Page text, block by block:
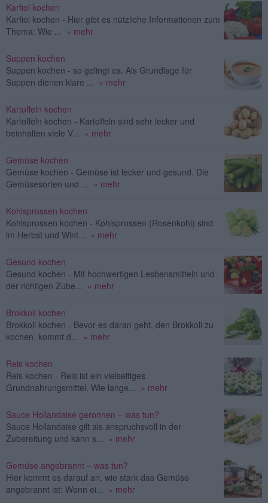
Karfiol kochen
Karfiol kochen - Hier gibt es nützliche Informationen zum
Thema: Wie ... » mehr
Suppen kochen
Suppen kochen - so gelingt es. Als Grundlage für
Suppen dienen klare ... » mehr
Kartoffeln kochen
Kartoffeln kochen - Kartoffeln sind sehr lecker und
beinhalten viele V... » mehr
Gemüse kochen
Gemüse kochen - Gemüse ist lecker und gesund. Die
Gemüsesorten und ... » mehr
Kohlsprossen kochen
Kohlsprossen kochen - Kohlsprossen (Rosenkohl) sind
im Herbst und Wint... » mehr
Gesund kochen
Gesund kochen - Mit hochwertigen Lesbensmitteln und
der richtigen Zube... » mehr
Brokkoli kochen
Brokkoli kochen - Bevor es daran geht, den Brokkoli zu
kochen, kommt d... » mehr
Reis kochen
Reis kochen - Reis ist ein vielseitiges
Grundnahrungsmittel. Wie lange... » mehr
Sauce Hollandaise geronnen – was tun?
Sauce Hollandaise gilt als anspruchsvoll in der
Zubereitung und kann s... » mehr
Gemüse angebrannt – was tun?
Hier kommt es darauf an, wie stark das Gemüse
angebrannt ist: Wenn ei... » mehr